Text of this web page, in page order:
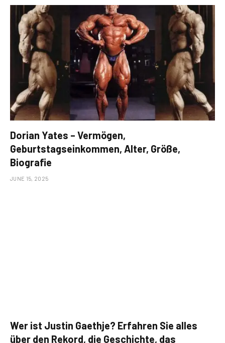
Dorian Yates – Vermögen,
Geburtstagseinkommen, Alter, Größe,
Biografie
JUNE 15, 2025
Wer ist Justin Gaethje? Erfahren Sie alles
über den Rekord, die Geschichte, das